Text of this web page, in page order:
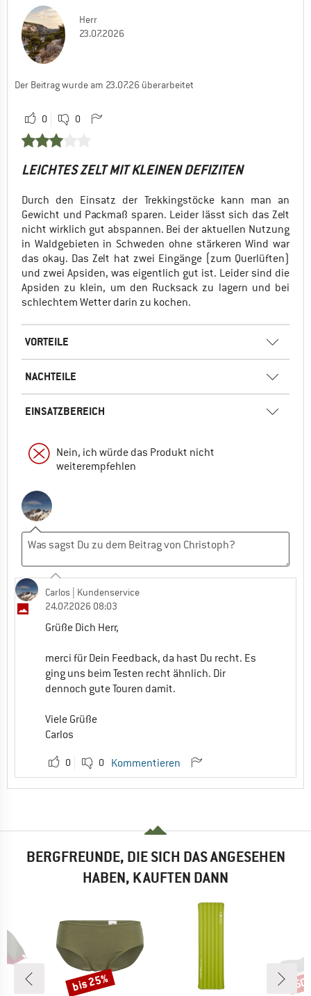
Herr
23.07.2026
Der Beitrag wurde am 23.07.26 überarbeitet
0 0
LEICHTES ZELT MIT KLEINEN DEFIZITEN
Durch den Einsatz der Trekkingstöcke kann man an
Gewicht und Packmaß sparen. Leider lässt sich das Zelt
nicht wirklich gut abspannen. Bei der aktuellen Nutzung
in Waldgebieten in Schweden ohne stärkeren Wind war
das okay. Das Zelt hat zwei Eingänge (zum Querlüften)
und zwei Apsiden, was eigentlich gut ist. Leider sind die
Apsiden zu klein, um den Rucksack zu lagern und bei
schlechtem Wetter darin zu kochen.
VORTEILE
NACHTEILE
EINSATZBEREICH
Nein, ich würde das Produkt nicht
weiterempfehlen
Carlos | Kundenservice
24.07.2026 08:03
Grüße Dich Herr,
merci für Dein Feedback, da hast Du recht. Es
ging uns beim Testen recht ähnlich. Dir
dennoch gute Touren damit.
Viele Grüße
Carlos
0 0 Kommentieren
BERGFREUNDE, DIE SICH DAS ANGESEHEN
HABEN, KAUFTEN DANN
Rabatt
bis 25%